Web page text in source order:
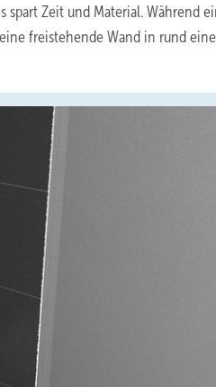
Zeit und Material. Während
freistehende Wand in rund